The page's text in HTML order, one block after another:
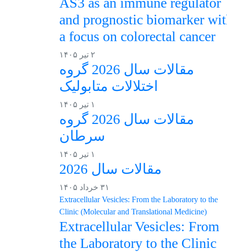
and prognostic biomarker
a focus on colorectal cancer
۲ تیر ۱۴۰۵
مقالات سال 2026 گروه
اختلالات متابولیک
۱ تیر ۱۴۰۵
مقالات سال 2026 گروه
سرطان
۱ تیر ۱۴۰۵
مقالات سال 2026
۳۱ خرداد ۱۴۰۵
Extracellular Vesicles: From
the Laboratory to the Clinic